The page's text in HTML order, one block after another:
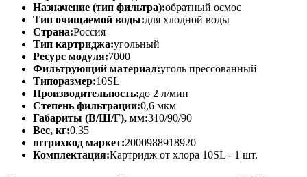
Назначение (тип фильтра):обратный осмос
Тип очищаемой воды:для хлодной воды
Страна:Россия
Тип картриджа:угольный
Ресурс модуля:7000
Фильтрующий материал:уголь прессованный
Типоразмер:10SL
Производительность:до 2 л/мин
Степень фильтрации:0,6 мкм
Габариты (В/Ш/Г), мм:310/90/90
Вес, кг:0.35
штрихкод маркет:2000988918920
Комплектация:Картридж от хлора 10SL - 1 шт.